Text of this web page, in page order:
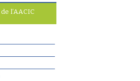
l’AACIC